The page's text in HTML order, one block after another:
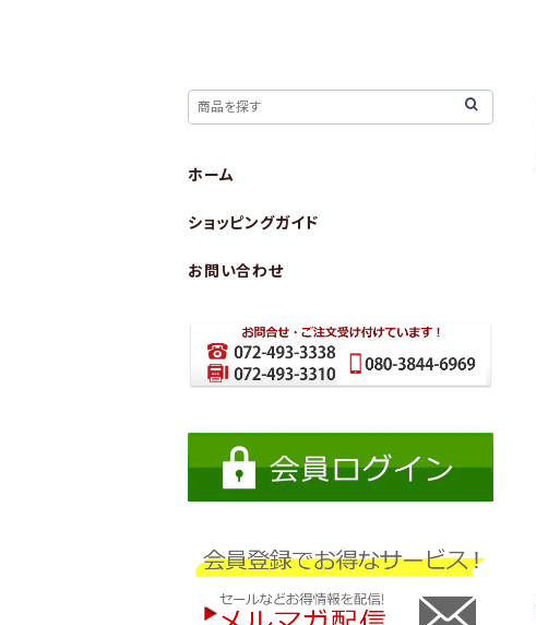
ホーム
ショッピングガイド
お問い合わせ